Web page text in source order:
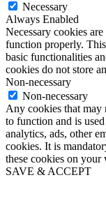
Necessary
Always Enabled
Necessary cookies
function properly.
basic functionalities
cookies do not store
Non-necessary
Non-necessary
Any cookies that may
to function and is
analytics, ads, other
cookies. It is
these cookies on your
SAVE & ACCEPT